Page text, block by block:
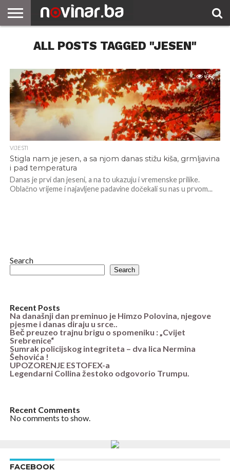
ALL POSTS TAGGED "JESEN"
660
VIJESTI
Stigla nam je jesen, a sa njom danas stižu kiša, grmljavina
i pad temperatura
Danas je prvi dan jeseni, a na to ukazuju i vremenske prilike.
Oblačno vrijeme i najavljene padavine dočekali su nas u prvom...
Search
Search
Recent Posts
Na današnji dan preminuo je Himzo Polovina, njegove
pjesme i danas diraju u srce..
Beč preuzeo trajnu brigu o spomeniku : „Cvijet
Srebrenice“
Sumrak policijskog integriteta – dva lica Nermina
Šehovića !
UPOZORENJE ESTOFEX-a
Legendarni Collina žestoko odgovorio Trumpu.
Recent Comments
No comments to show.
FACEBOOK